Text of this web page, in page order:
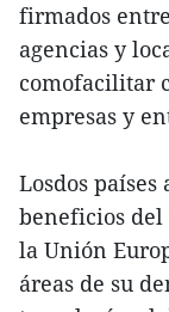
firmados
agencias y
comofacilitar
empresas y
Losdos
beneficios del
la Unión
áreas de su